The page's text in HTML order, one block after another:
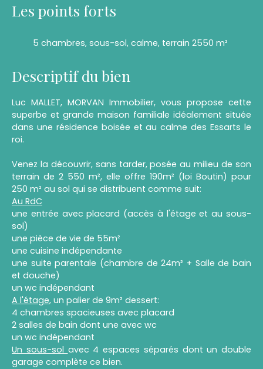
Les points forts
5 chambres, sous-sol, calme, terrain 2550 m²
Descriptif du bien
Luc MALLET, MORVAN Immobilier, vous propose cette
superbe et grande maison familiale idéalement située
dans une résidence boisée et au calme des Essarts le
roi.
Venez la découvrir, sans tarder, posée au milieu de son
terrain de 2 550 m², elle offre 190m² (loi Boutin) pour
250 m² au sol qui se distribuent comme suit:
Au RdC
une entrée avec placard (accès à l'étage et au sous-
sol)
une pièce de vie de 55m²
une cuisine indépendante
une suite parentale (chambre de 24m² + Salle de bain
et douche)
un wc indépendant
A l'étage, un palier de 9m² dessert:
4 chambres spacieuses avec placard
2 salles de bain dont une avec wc
un wc indépendant
Un sous-sol avec 4 espaces séparés dont un double
garage complète ce bien.